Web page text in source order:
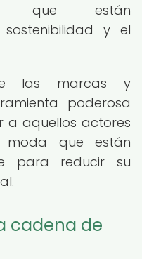
que están
y el
las marcas y
poderosa
a aquellos actores
que están
para reducir su
cadena de